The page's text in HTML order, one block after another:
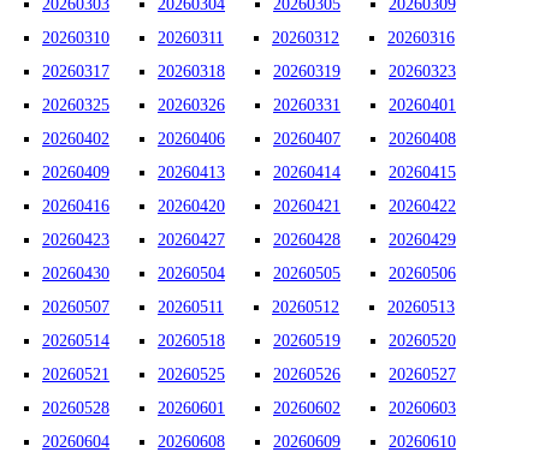
20260303
20260304 20260305
20260309
20260310
20260311 20260312
20260316
20260317
20260318 20260319
20260323
20260325
20260326 20260331
20260401
20260402
20260406 20260407
20260408
20260409
20260413 20260414
20260415
20260416
20260420 20260421
20260422
20260423
20260427 20260428
20260429
20260430
20260504 20260505
20260506
20260507
20260511 20260512
20260513
20260514
20260518 20260519
20260520
20260521
20260525 20260526
20260527
20260528
20260601 20260602
20260603
20260604
20260608 20260609
20260610